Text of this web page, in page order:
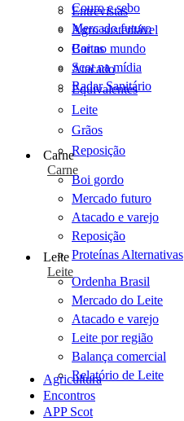
Entrevistas
Agro sustentável
Cartas
Scot na mídia
Radar Sanitário
Couro e sebo
Mercado futuro
Boi no mundo
Atacado
Equivalentes
Leite
Grãos
Reposição
Carne
Carne
Boi gordo
Mercado futuro
Atacado e varejo
Reposição
Proteínas Alternativas
Leite
Leite
Ordenha Brasil
Mercado do Leite
Atacado e varejo
Leite por região
Balança comercial
Relatório de Leite
Agricultura
Encontros
APP Scot